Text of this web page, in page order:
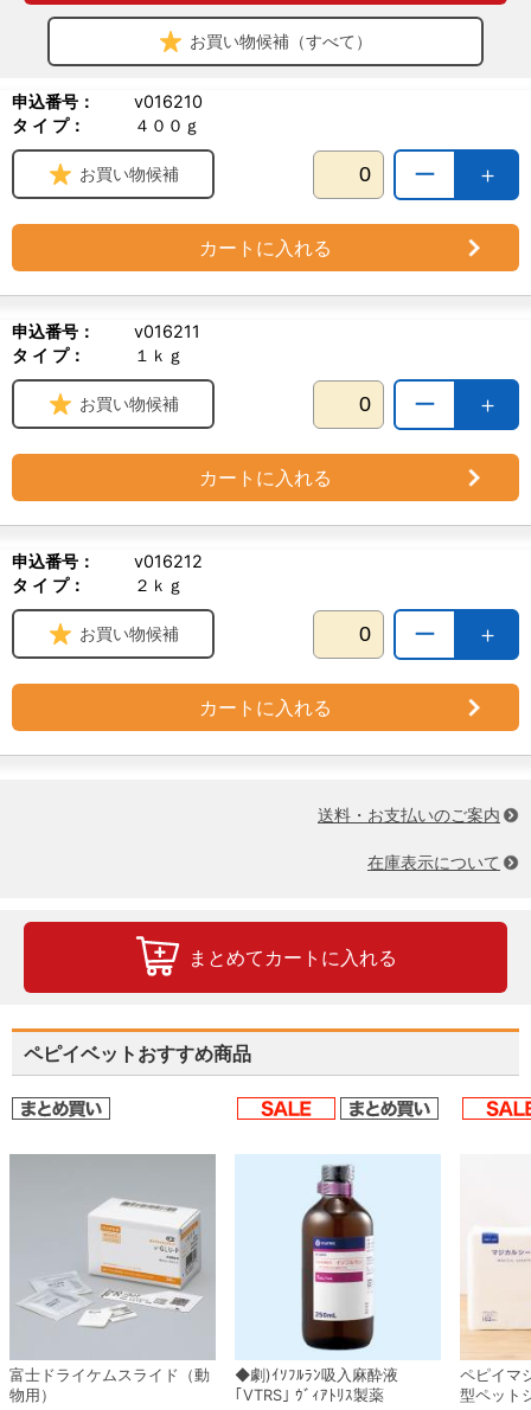
お買い物候補（すべて）
申込番号：
v016210
タ イ プ：
４００ｇ
＋
ー
お買い物候補
カートに入れる
申込番号：
v016211
タ イ プ：
１ｋｇ
＋
ー
お買い物候補
カートに入れる
申込番号：
v016212
タ イ プ：
２ｋｇ
＋
ー
お買い物候補
カートに入れる
送料・お支払いのご案内
在庫表示について
まとめてカートに入れる
ペピイベットおすすめ商品
富士ドライケムスライド（動
物用）
◆劇)ｲｿﾌﾙﾗﾝ吸入麻酔液
｢VTRS｣ ｳﾞｨｱﾄﾘｽ製薬
ペピイマ
型ペット